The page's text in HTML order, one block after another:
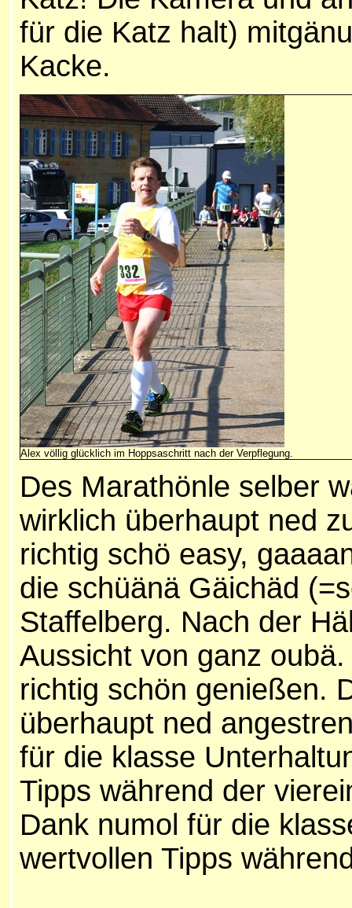
für die Katz halt)
Kacke.
Alex völlig glücklich im Hoppsaschritt nach der Verpflegung.
Des Marathönle selber
wirklich überhaupt ned
richtig schö easy,
die schüänä Gäichäd
Staffelberg. Nach der
Aussicht von ganz
richtig schön genießen.
überhaupt ned
für die klasse
Tipps während der
Dank numol für die
wertvollen Tipps